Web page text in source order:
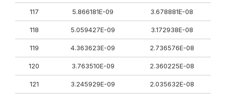
117 5.866181E-09 3.678881E-08
118 5.059427E-09 3.172938E-08
119 4.363623E-09 2.736576E-08
120 3.763510E-09 2.360225E-08
121 3.245929E-09 2.035632E-08